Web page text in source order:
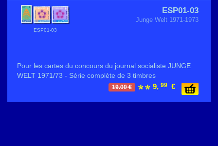
ESP01-03
ESP01-03
Junge Welt 1971-1973
Pour les cartes du concours du journal socialiste JUNGE
WELT 1971/73 - Série complète de 3 timbres
19.00 € 9, 99 €